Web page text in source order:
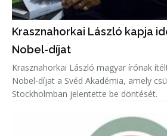
Krasznahorkai László kapja
Nobel-díjat
Krasznahorkai László magyar írónak
Nobel-díjat a Svéd Akadémia, amely
Stockholmban jelentette be döntését.